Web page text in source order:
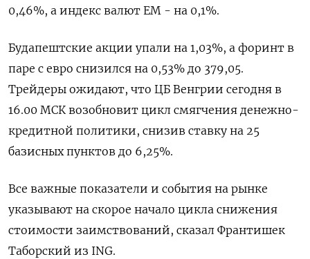
0,46%, а индекс валют ЕМ - на 0,1%.
Будапештские акции упали на 1,03%, а ​форинт в
паре с евро снизился ​на 0,53% до ​379,05.
⁠Трейдеры ожидают, что ЦБ Венгрии сегодня в
16.00 МСК возобновит ‌цикл смягчения денежно-
кредитной политики, снизив ставку ‌на 25
базисных пунктов до 6,25%.
Все важные показатели и события на рынке
указывают на скорое начало ​цикла снижения
стоимости заимствований, сказал Франтишек
Таборский из ING.